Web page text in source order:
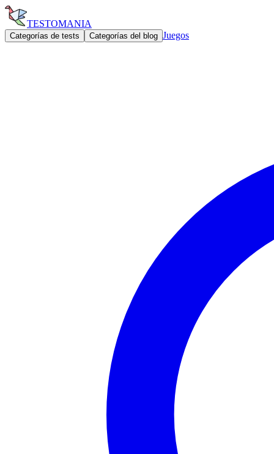
TESTOMANIA
Categorías de tests Categorías del blog Juegos